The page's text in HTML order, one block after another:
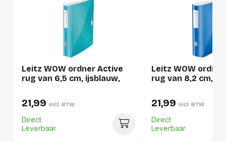
Productformaat
Breedte
120 mm
Hoogte
Gewicht
532 g
Leitz WOW ordner Active
rug van 6,5 cm, ijsblauw,
21,99 incl. BTW
Direct
Leverbaar
Leitz WOW
rug van 8,2 cm,
21,99 incl. BTW
Direct
Leverbaar